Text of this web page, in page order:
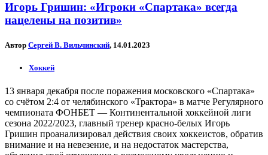
Игорь Гришин: «Игроки «Спартака» всегда
нацелены на позитив»
Автор Сергей В. Вильчинский, 14.01.2023
Хоккей
13 января декабря после поражения московского «Спартака»
со счётом 2:4 от челябинского «Трактора» в матче Регулярного
чемпионата ФОНБЕТ — Континентальной хоккейной лиги
сезона 2022/2023, главный тренер красно-белых Игорь
Гришин проанализировал действия своих хоккеистов, обратив
внимание и на невезение, и на недостаток мастерства,